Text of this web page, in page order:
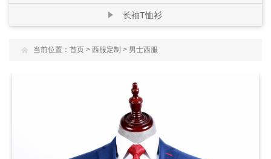
长袖T恤衫
当前位置： 首页 > 西服定制 > 男士西服